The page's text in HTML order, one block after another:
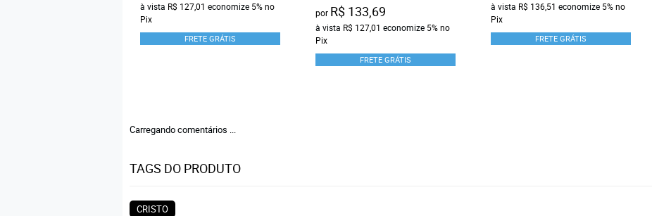
à vista R$ 127,01 economize 5%no
Pix
FRETE GRÁTIS
por R$ 133,69
à vista R$ 127,01 economize 5%no
Pix
FRETE GRÁTIS
à vista R$ 136,51 economize 5%no
Pix
FRETE GRÁTIS
Carregando comentários ...
TAGS DO PRODUTO
CRISTO